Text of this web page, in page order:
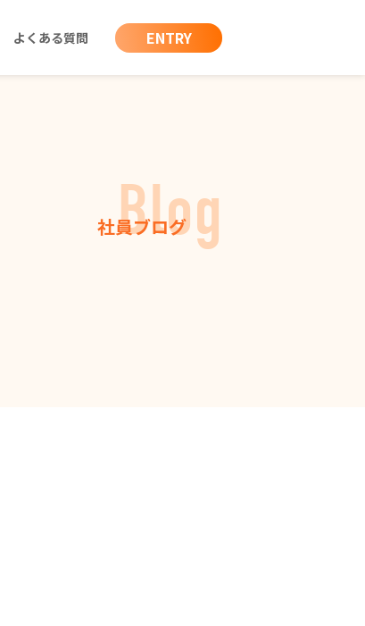
よくある質問 ENTRY
Blog
社員ブログ